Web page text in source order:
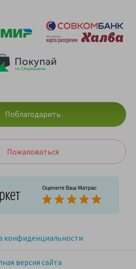
конфиденциальности
версия сайта
Поблагодарить
Пожаловаться